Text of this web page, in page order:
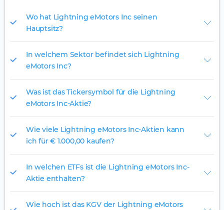
Wo hat Lightning eMotors Inc seinen
Hauptsitz?
In welchem Sektor befindet sich Lightning
eMotors Inc?
Was ist das Tickersymbol für die Lightning
eMotors Inc-Aktie?
Wie viele Lightning eMotors Inc-Aktien kann
ich für € 1.000,00 kaufen?
In welchen ETFs ist die Lightning eMotors Inc-
Aktie enthalten?
Wie hoch ist das KGV der Lightning eMotors